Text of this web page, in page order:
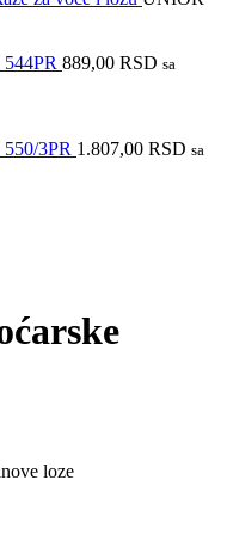
889,00 RSD sa
3PR 1.807,00 RSD sa
loze